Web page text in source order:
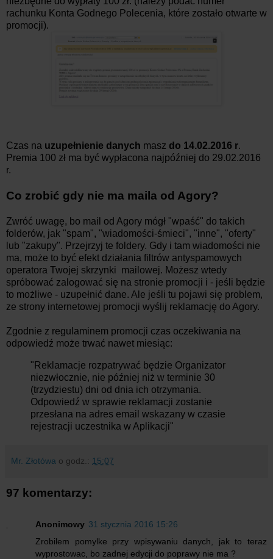
rachunku Konta Godnego Polecenia, które zostało otwarte w
promocji).
Czas na uzupełnienie danych masz do 14.02.2016 r.
Premia 100 zł ma być wypłacona najpóźniej do 29.02.2016
r.
Co zrobić gdy nie ma maila od Agory?
Zwróć uwagę, bo mail od Agory mógł "wpaść" do takich
folderów, jak "spam", "wiadomości-śmieci", "inne", "oferty"
lub "zakupy". Przejrzyj te foldery. Gdy i tam wiadomości nie
ma, może to być efekt działania filtrów antyspamowych
operatora Twojej skrzynki mailowej. Możesz wtedy
spróbować zalogować się na stronie promocji i - jeśli będzie
to możliwe - uzupełnić dane. Ale jeśli tu pojawi się problem,
ze strony internetowej promocji wyślij reklamację do Agory.
Zgodnie z regulaminem promocji czas oczekiwania na
odpowiedź może trwać nawet miesiąc:
"Reklamacje rozpatrywać będzie Organizator
niezwłocznie, nie później niż w terminie 30
(trzydziestu) dni od dnia ich otrzymania.
Odpowiedź w sprawie reklamacji zostanie
przesłana na adres email wskazany w czasie
rejestracji uczestnika w Aplikacji"
Mr. Złotówa o godz.: 15:07
97 komentarzy:
Anonimowy 31 stycznia 2016 15:26
Zrobilem pomylke przy wpisywaniu danych, jak to teraz
wyprostowac, bo zadnej edycji do poprawy nie ma ?